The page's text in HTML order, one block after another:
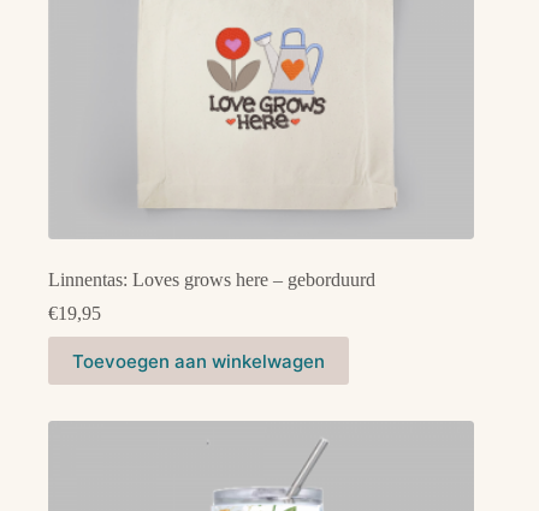
Linnentas: Loves grows here – geborduurd
€19,95
Toevoegen aan winkelwagen